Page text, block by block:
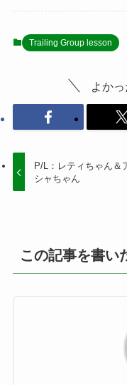
Trailing Group lesson
よか
P/L：レティちゃん＆
シャちゃん
この記事を書い